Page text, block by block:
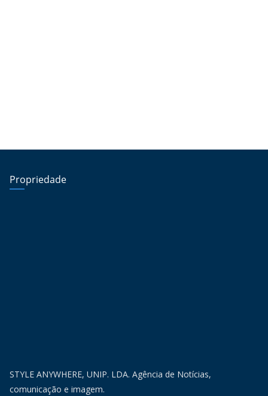
Propriedade
STYLE ANYWHERE, UNIP. LDA. Agência de Notícias,
comunicação e imagem.